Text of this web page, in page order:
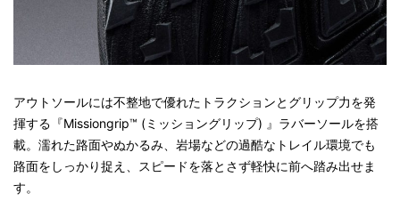
アウトソールには不整地で優れたトラクションとグリップ力を発
揮する『Missiongrip™ (ミッショングリップ) 』ラバーソールを搭
載。濡れた路面やぬかるみ、岩場などの過酷なトレイル環境でも
路面をしっかり捉え、スピードを落とさず軽快に前へ踏み出せま
す。